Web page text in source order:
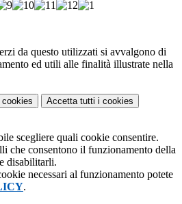
da questo utilizzati si avvalgono di
ed utili alle finalità illustrate nella
cookies Accetta tutti i cookies
scegliere quali cookie consentire.
che consentono il funzionamento della
disabilitarli.
necessari al funzionamento potete
.